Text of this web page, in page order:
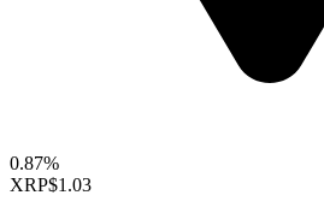
0.87%
XRP$1.03